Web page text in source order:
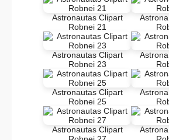
Astronautas Clipart
Robnei 21
Astronautas Clipart
Robnei 23
Astronautas Clipart
Robnei 25
Astronautas Clipart